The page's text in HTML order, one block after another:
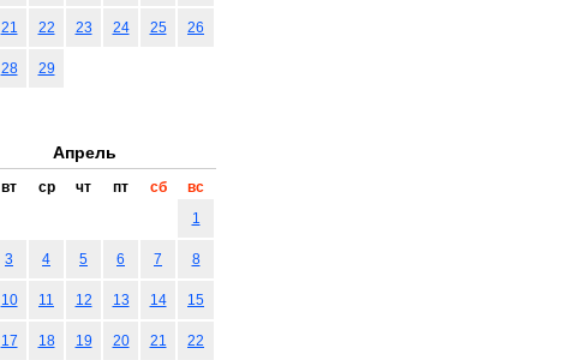
21 22 23 24 25 26
28 29
Апрель
вт ср чт пт сб
вс
1
3 4 5 6 7 8
10 11 12 13 14 15
17 18 19 20 21 22